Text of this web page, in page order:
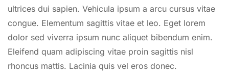
ultrices dui sapien. Vehicula ipsum a arcu cursus vitae
congue. Elementum sagittis vitae et leo. Eget lorem
dolor sed viverra ipsum nunc aliquet bibendum enim.
Eleifend quam adipiscing vitae proin sagittis nisl
rhoncus mattis. Lacinia quis vel eros donec.